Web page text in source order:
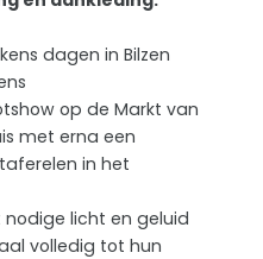
dagen in Bilzen
op de Markt van
met erna een
in het
licht en geluid
volledig tot hun